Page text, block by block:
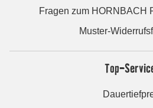
Fragen zum HORNBACH
Muster-
Top-